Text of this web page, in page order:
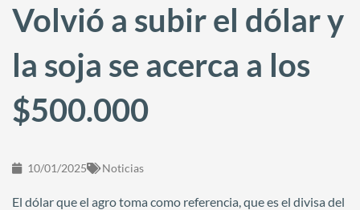
Volvió a subir el dólar y
la soja se acerca a los
$500.000
10/01/2025 Noticias
El dólar que el agro toma como referencia, que es el divisa del